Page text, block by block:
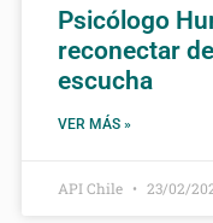
Psicólogo
reconectar
escucha
VER MÁS »
API Chile 23/02/